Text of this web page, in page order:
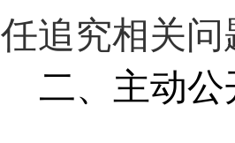
任追究相关问
二、主动